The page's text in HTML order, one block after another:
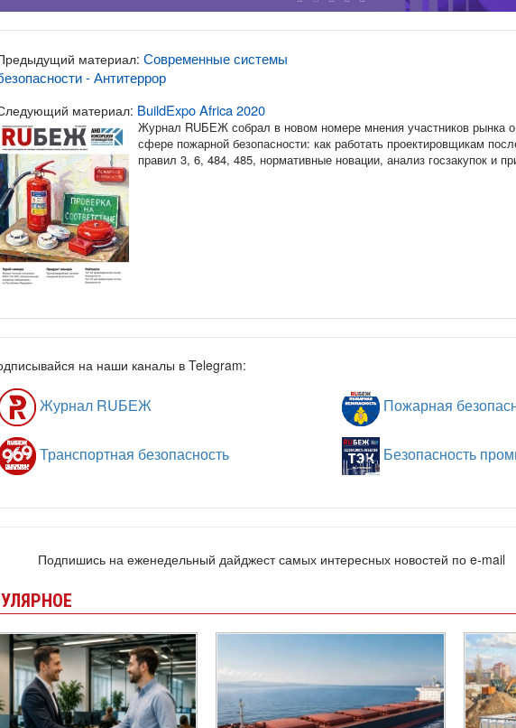
материал: Современные системы
- Антитеррор
материал: BuildExpo Africa 2020
Журнал RUБЕЖ собрал в новом номере мнения участников рынка
сфере пожарной безопасности: как работать проектировщикам
правил 3, 6, 484, 485, нормативные новации, анализ госзакупок и
на наши каналы в Telegram:
Журнал RUБЕЖ Пожарная
Транспортная безопасность Безопасность
Подпишись на еженедельный дайджест самых интересных новостей по e-mail